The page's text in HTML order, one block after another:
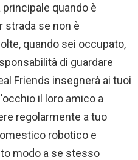
quando è
strada se non è
quando sei occupato,
di guardare
Friends insegnerà ai tuoi
il loro amico a
regolarmente a tuo
robotico e
modo a se stesso